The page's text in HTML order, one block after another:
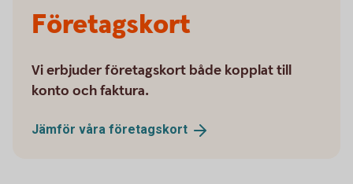
Företagskort
Vi erbjuder företagskort både kopplat till
konto och faktura.
Jämför våra företagskort